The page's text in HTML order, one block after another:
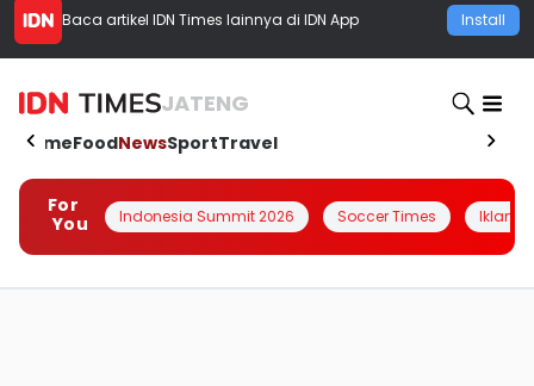
Baca artikel IDN Times lainnya di IDN App Install
JATENG
HomeFoodNewsSportTravel
For
You
Indonesia Summit 2026 Soccer Times Iklanin